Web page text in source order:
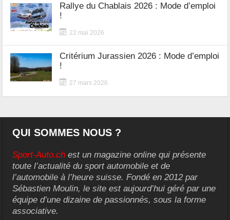
Rallye du Chablais 2026 : Mode d’emploi
!
22 mai 2026
Critérium Jurassien 2026 : Mode d’emploi
!
27 mars 2026
QUI SOMMES NOUS ?
Sport-Auto.ch est un magazine online qui présente
toute l’actualité du sport automobile et de
l’automobile à l’heure suisse. Fondé en 2012 par
Sébastien Moulin, le site est aujourd’hui géré par une
équipe d’une dizaine de passionnés, sous la forme
associative.